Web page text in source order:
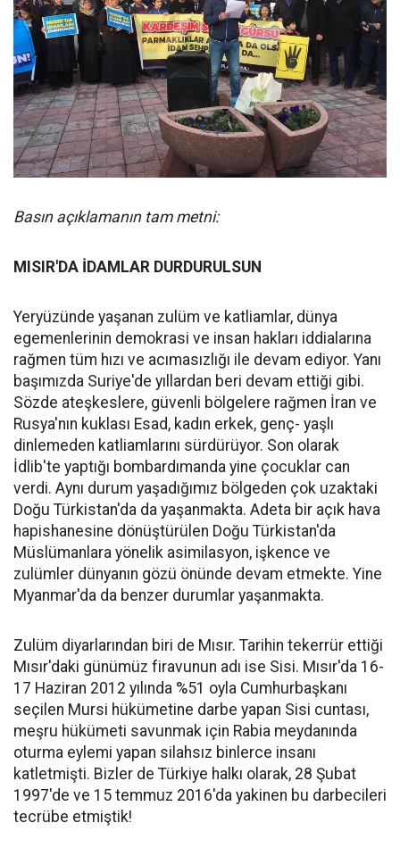
Basın açıklamanın tam metni:
MISIR'DA İDAMLAR DURDURULSUN
Yeryüzünde yaşanan zulüm ve katliamlar, dünya
egemenlerinin demokrasi ve insan hakları iddialarına
rağmen tüm hızı ve acımasızlığı ile devam ediyor. Yanı
başımızda Suriye'de yıllardan beri devam ettiği gibi.
Sözde ateşkeslere, güvenli bölgelere rağmen İran ve
Rusya'nın kuklası Esad, kadın erkek, genç- yaşlı
dinlemeden katliamlarını sürdürüyor. Son olarak
İdlib'te yaptığı bombardımanda yine çocuklar can
verdi. Aynı durum yaşadığımız bölgeden çok uzaktaki
Doğu Türkistan'da da yaşanmakta. Adeta bir açık hava
hapishanesine dönüştürülen Doğu Türkistan'da
Müslümanlara yönelik asimilasyon, işkence ve
zulümler dünyanın gözü önünde devam etmekte. Yine
Myanmar'da da benzer durumlar yaşanmakta.
Zulüm diyarlarından biri de Mısır. Tarihin tekerrür ettiği
Mısır'daki günümüz firavunun adı ise Sisi. Mısır'da 16-
17 Haziran 2012 yılında %51 oyla Cumhurbaşkanı
seçilen Mursi hükümetine darbe yapan Sisi cuntası,
meşru hükümeti savunmak için Rabia meydanında
oturma eylemi yapan silahsız binlerce insanı
katletmişti. Bizler de Türkiye halkı olarak, 28 Şubat
1997'de ve 15 temmuz 2016'da yakinen bu darbecileri
tecrübe etmiştik!